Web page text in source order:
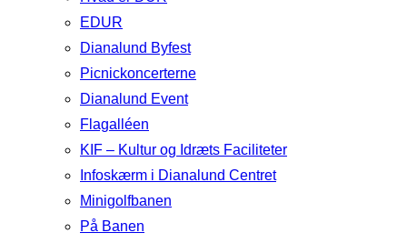
EDUR
Dianalund Byfest
Picnickoncerterne
Dianalund Event
Flagalléen
KIF – Kultur og Idræts Faciliteter
Infoskærm i Dianalund Centret
Minigolfbanen
På Banen